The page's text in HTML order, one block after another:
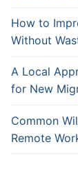
How to
Without
A Local
for New
Common
Remote